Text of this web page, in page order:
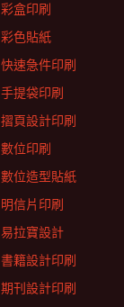
彩盒印刷
彩色貼紙
快速急件印刷
手提袋印刷
摺頁設計印刷
數位印刷
數位造型貼紙
明信片印刷
易拉寶設計
書籍設計印刷
期刊設計印刷